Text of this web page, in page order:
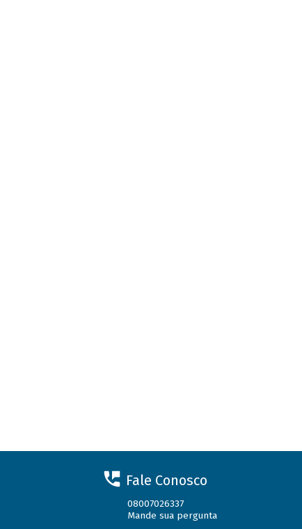
Fale Conosco
08007026337
Mande sua pergunta